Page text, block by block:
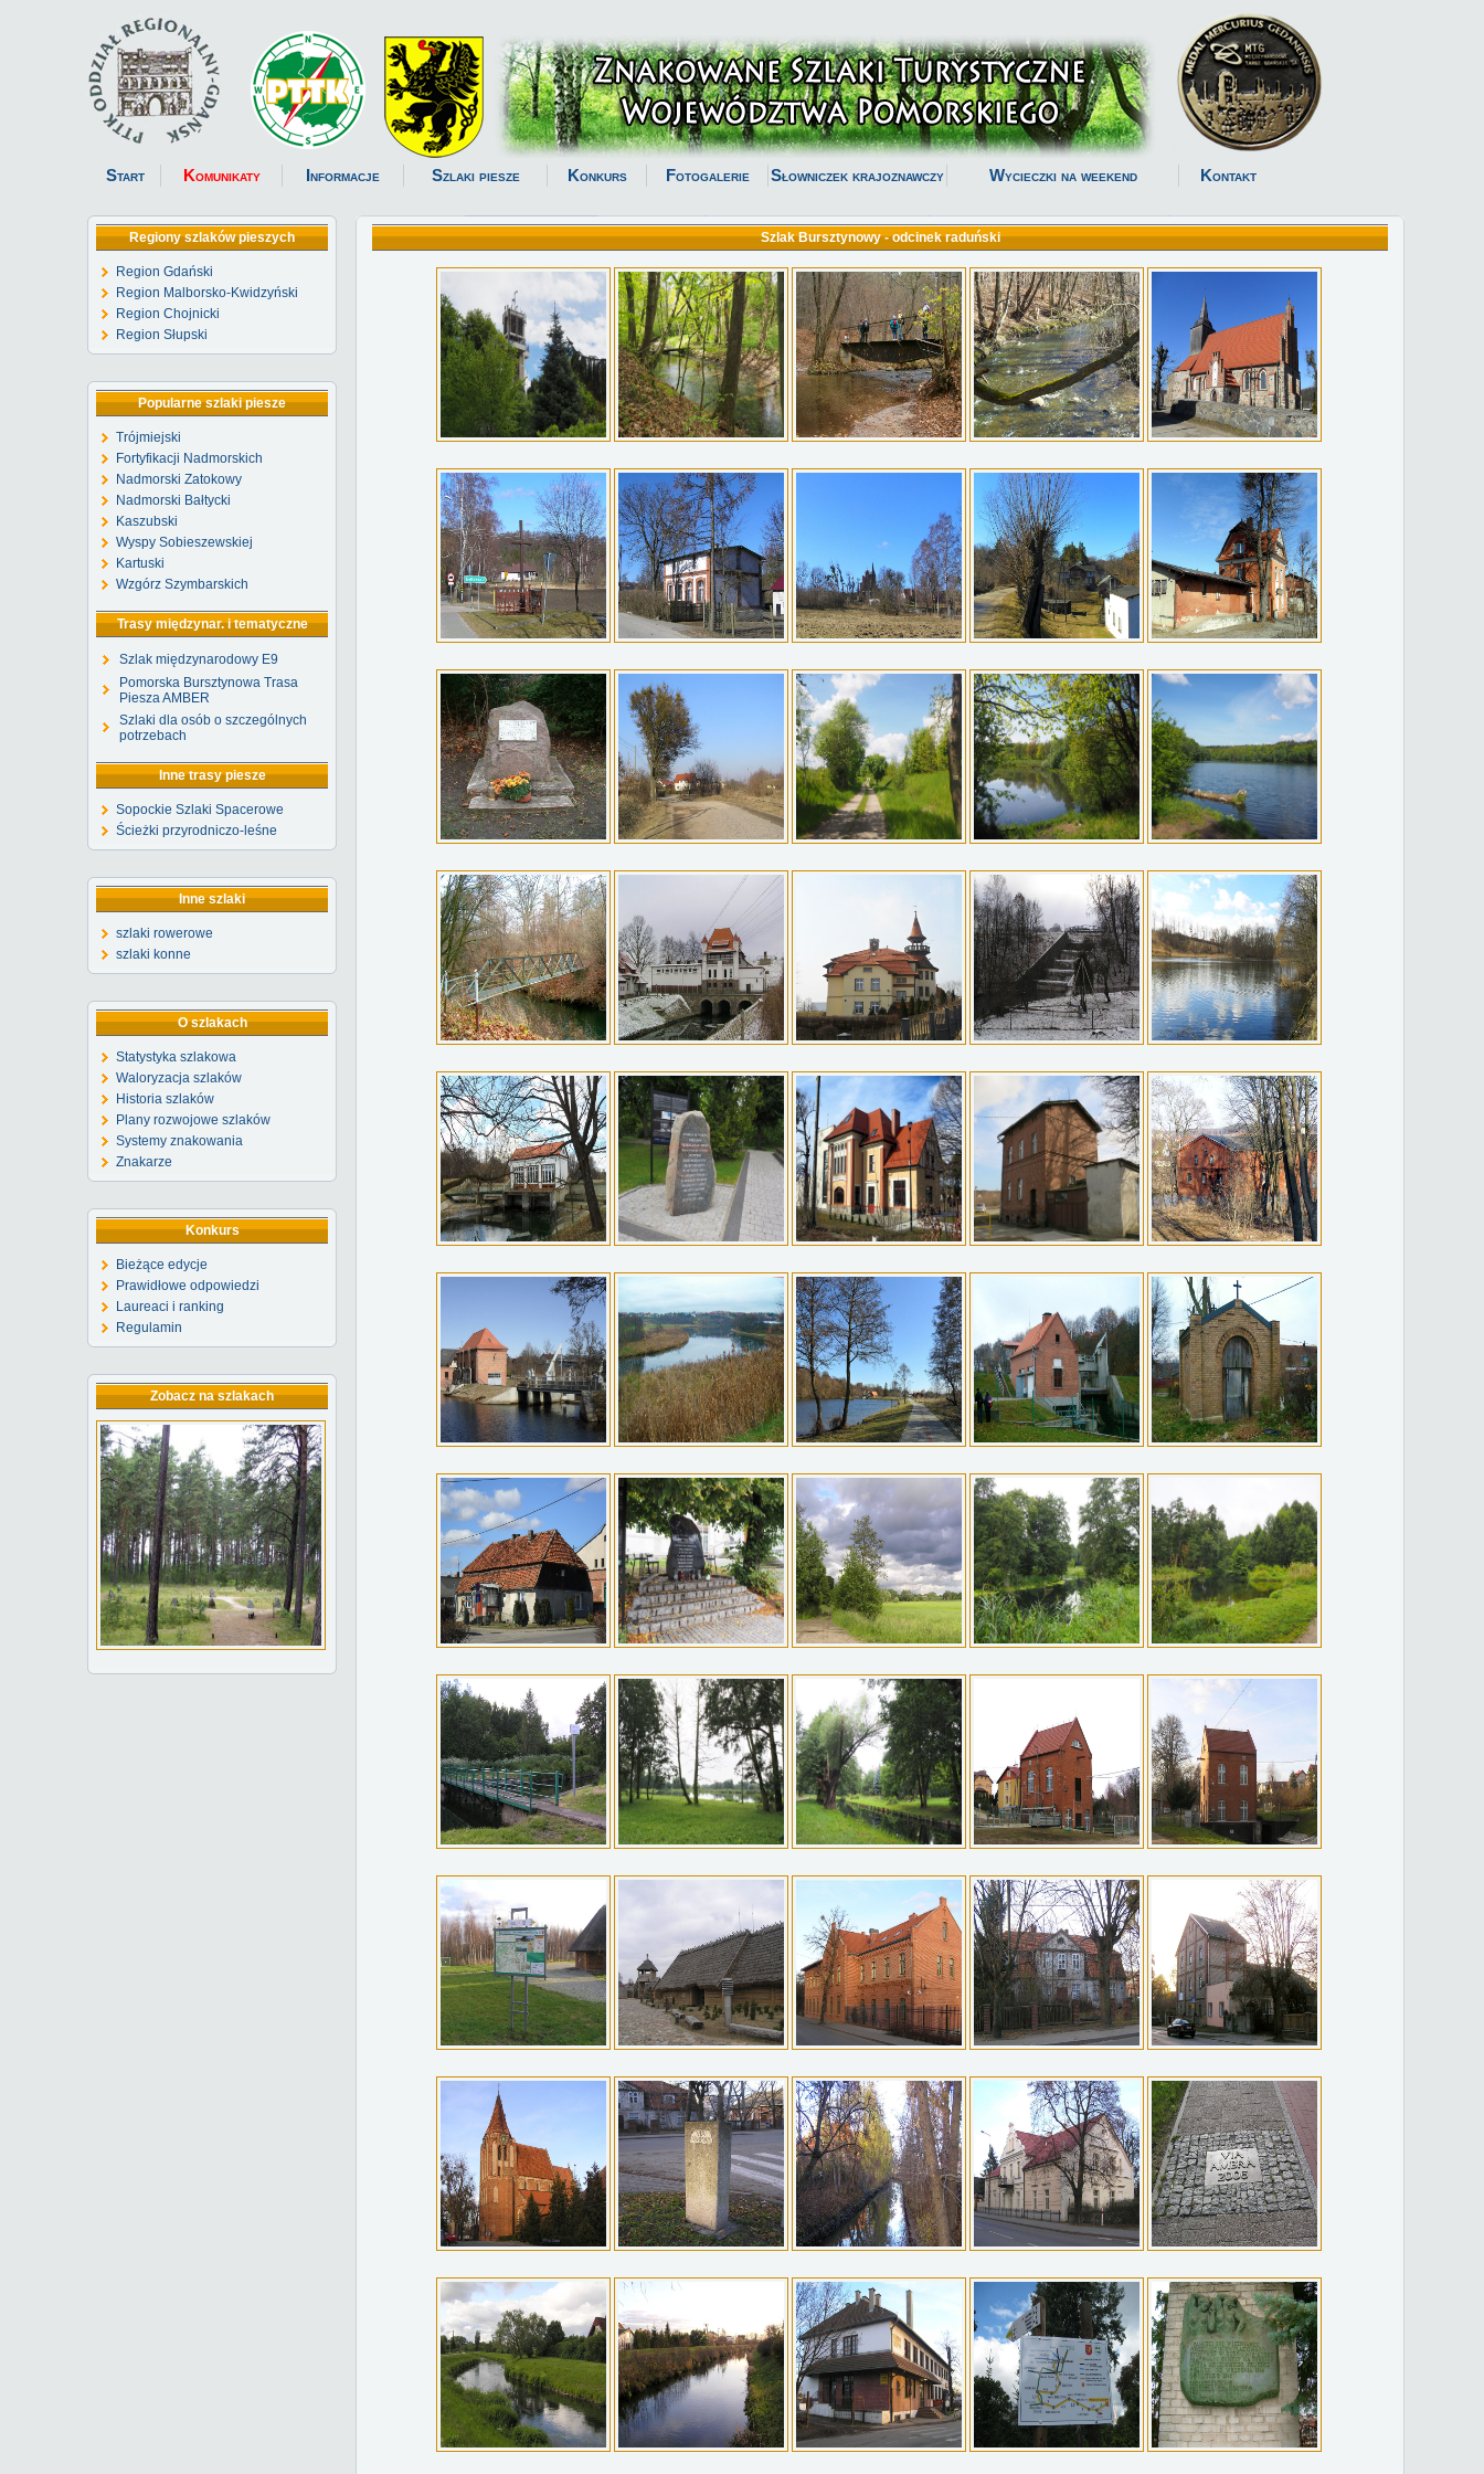
Start Komunikaty Informacje Szlaki piesze Konkurs Fotogalerie Słowniczek krajoznawczy Wycieczki na weekend Kontakt
Regiony szlaków pieszych
Region Gdański
Region Malborsko-Kwidzyński
Region Chojnicki
Region Słupski
Popularne szlaki piesze
Trójmiejski
Fortyfikacji Nadmorskich
Nadmorski Zatokowy
Nadmorski Bałtycki
Kaszubski
Wyspy Sobieszewskiej
Kartuski
Wzgórz Szymbarskich
Trasy międzynar. i tematyczne
Szlak międzynarodowy E9
Pomorska Bursztynowa Trasa
Piesza AMBER
Szlaki dla osób o szczególnych
potrzebach
Inne trasy piesze
Sopockie Szlaki Spacerowe
Ścieżki przyrodniczo-leśne
Inne szlaki
szlaki rowerowe
szlaki konne
O szlakach
Statystyka szlakowa
Waloryzacja szlaków
Historia szlaków
Plany rozwojowe szlaków
Systemy znakowania
Znakarze
Konkurs
Bieżące edycje
Prawidłowe odpowiedzi
Laureaci i ranking
Regulamin
Zobacz na szlakach
Szlak Bursztynowy - odcinek raduński